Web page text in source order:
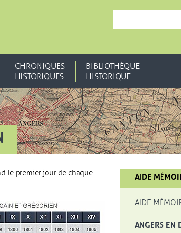
CHRONIQUES
HISTORIQUES
BIBLIOTHÈQUE
HISTORIQUE
le premier jour de chaque
AIDE
AIDE
ANGERS EN